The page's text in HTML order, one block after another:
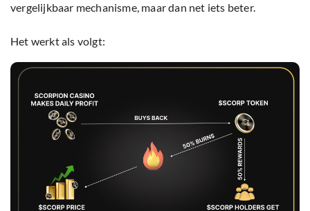
vergelijkbaar mechanisme, maar dan net iets beter.
Het werkt als volgt: